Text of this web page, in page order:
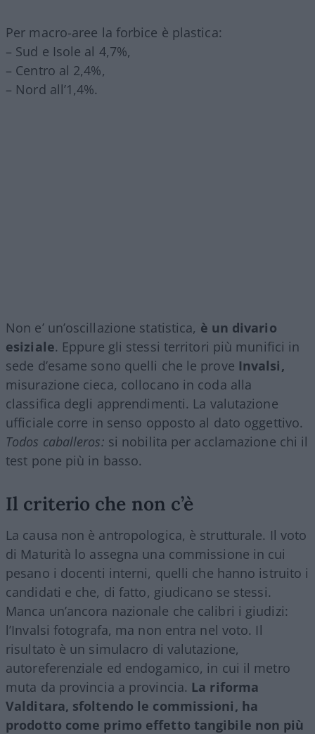
Per macro-aree la forbice è plastica:
– Sud e Isole al 4,7%,
– Centro al 2,4%,
– Nord all’1,4%.
Non e’ un’oscillazione statistica, è un divario
esiziale. Eppure gli stessi territori più munifici in
sede d’esame sono quelli che le prove Invalsi,
misurazione cieca, collocano in coda alla
classifica degli apprendimenti. La valutazione
ufficiale corre in senso opposto al dato oggettivo.
Todos caballeros: si nobilita per acclamazione chi il
test pone più in basso.
Il criterio che non c’è
La causa non è antropologica, è strutturale. Il voto
di Maturità lo assegna una commissione in cui
pesano i docenti interni, quelli che hanno istruito i
candidati e che, di fatto, giudicano se stessi.
Manca un’ancora nazionale che calibri i giudizi:
l’Invalsi fotografa, ma non entra nel voto. Il
risultato è un simulacro di valutazione,
autoreferenziale ed endogamico, in cui il metro
muta da provincia a provincia. La riforma
Valditara, sfoltendo le commissioni, ha
prodotto come primo effetto tangibile non più